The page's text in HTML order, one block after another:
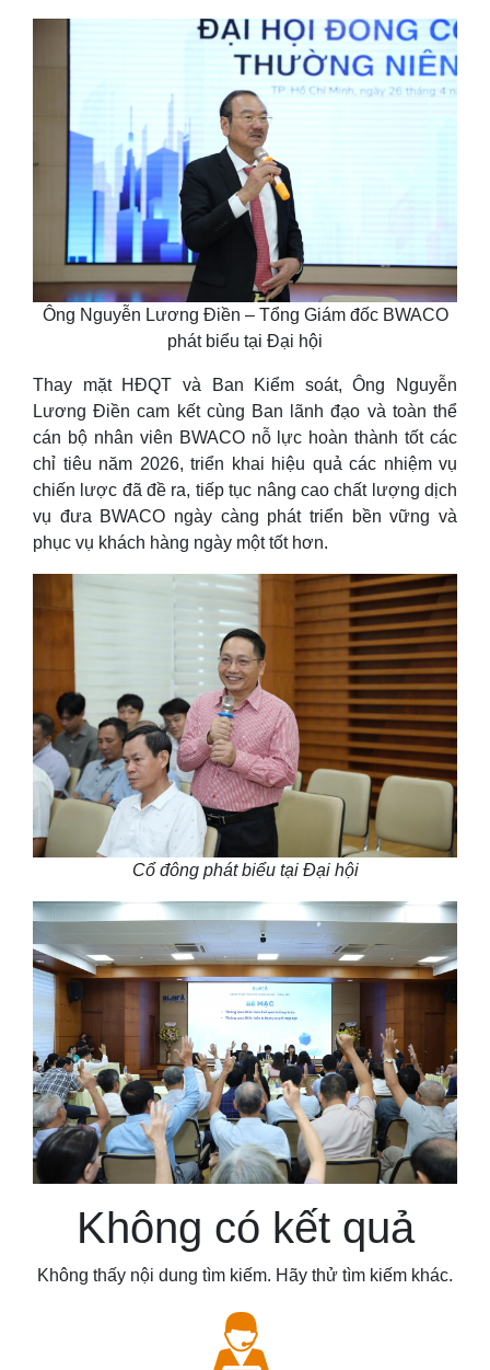
Ông Nguyễn Lương Điền – Tổng Giám đốc BWACO
phát biểu tại Đại hội
Thay mặt HĐQT và Ban Kiểm soát, Ông Nguyễn
Lương Điền cam kết cùng Ban lãnh đạo và toàn thể
cán bộ nhân viên BWACO nỗ lực hoàn thành tốt các
chỉ tiêu năm 2026, triển khai hiệu quả các nhiệm vụ
chiến lược đã đề ra, tiếp tục nâng cao chất lượng dịch
vụ đưa BWACO ngày càng phát triển bền vững và
phục vụ khách hàng ngày một tốt hơn.
Cổ đông phát biểu tại Đại hội
Không có kết quả
Không thấy nội dung tìm kiếm. Hãy thử tìm kiếm khác.